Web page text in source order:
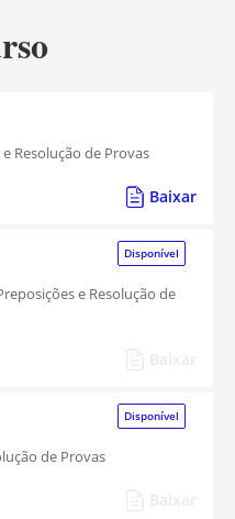
Resolução de Provas
Baixar
Disponível
e Resolução de
Disponível
de Provas